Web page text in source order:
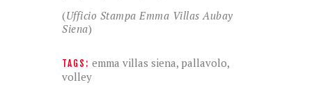
(Ufficio Stampa Emma Villas Aubay
Siena)
TAGS: emma villas siena, pallavolo,
volley